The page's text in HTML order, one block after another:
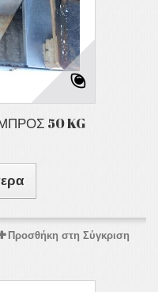
50 KG
Προσθήκη στη Σύγκριση